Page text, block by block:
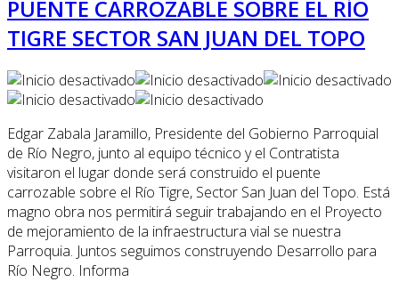
PUENTE CARROZABLE SOBRE EL RÍO
TIGRE SECTOR SAN JUAN DEL TOPO
Edgar Zabala Jaramillo, Presidente del Gobierno Parroquial
de Río Negro, junto al equipo técnico y el Contratista
visitaron el lugar donde será construido el puente
carrozable sobre el Río Tigre, Sector San Juan del Topo. Está
magno obra nos permitirá seguir trabajando en el Proyecto
de mejoramiento de la infraestructura vial se nuestra
Parroquia. Juntos seguimos construyendo Desarrollo para
Río Negro. Informa